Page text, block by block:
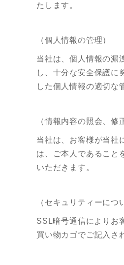
たします。
（個人情報の管理）
当社は、個人情報の漏
し、十分な安全保護に
した個人情報の適切な
（情報内容の照会、修
当社は、お客様が当社
は、ご本人であること
いただきます。
（セキュリティーにつ
SSL暗号通信によりお
買い物カゴでご記入さ